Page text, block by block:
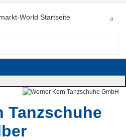
0
Tanzschuhe